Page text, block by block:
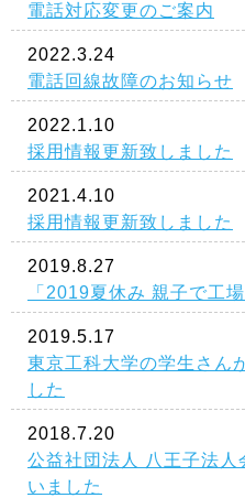
電話対応変更のご案内
2022.3.24
電話回線故障のお知らせ
2022.1.10
採用情報更新致しました
2021.4.10
採用情報更新致しました
2019.8.27
「2019夏休み 親子で工
2019.5.17
東京工科大学の学生さん
した
2018.7.20
公益社団法人 八王子法人
いました